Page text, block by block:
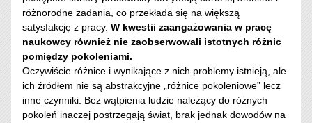
różnorodne zadania, co przekłada się na większą
satysfakcję z pracy. W kwestii zaangażowania w pracę
naukowcy również nie zaobserwowali istotnych różnic
pomiędzy pokoleniami.
Oczywiście różnice i wynikające z nich problemy istnieją, ale
ich źródłem nie są abstrakcyjne „różnice pokoleniowe” lecz
inne czynniki. Bez wątpienia ludzie należący do różnych
pokoleń inaczej postrzegają świat, brak jednak dowodów na